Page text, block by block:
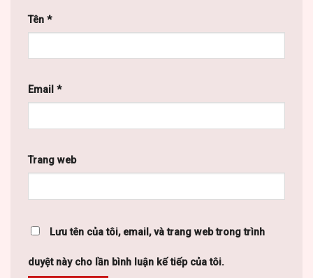
Tên *
Email *
Trang web
Lưu tên của tôi, email, và trang web trong trình
duyệt này cho lần bình luận kế tiếp của tôi.